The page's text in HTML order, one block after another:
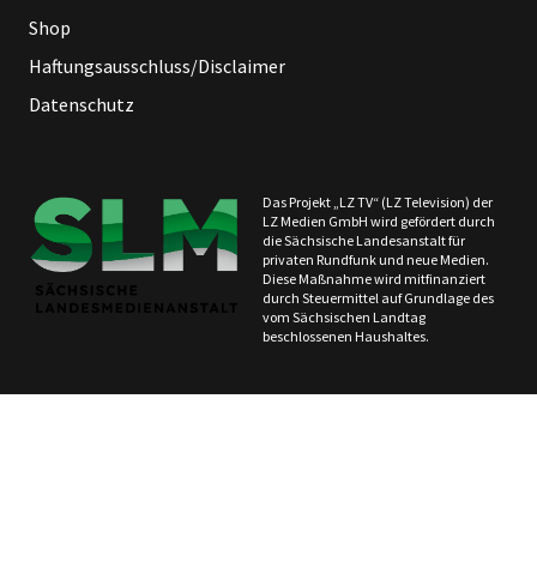
Shop
Haftungsausschluss/Disclaimer
Datenschutz
Das Projekt „LZ TV“ (LZ Television) der
LZ Medien GmbH wird gefördert durch
die Sächsische Landesanstalt für
privaten Rundfunk und neue Medien.
Diese Maßnahme wird mitfinanziert
durch Steuermittel auf Grundlage des
vom Sächsischen Landtag
beschlossenen Haushaltes.